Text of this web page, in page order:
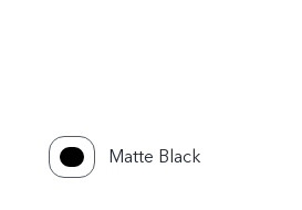
Matte Black